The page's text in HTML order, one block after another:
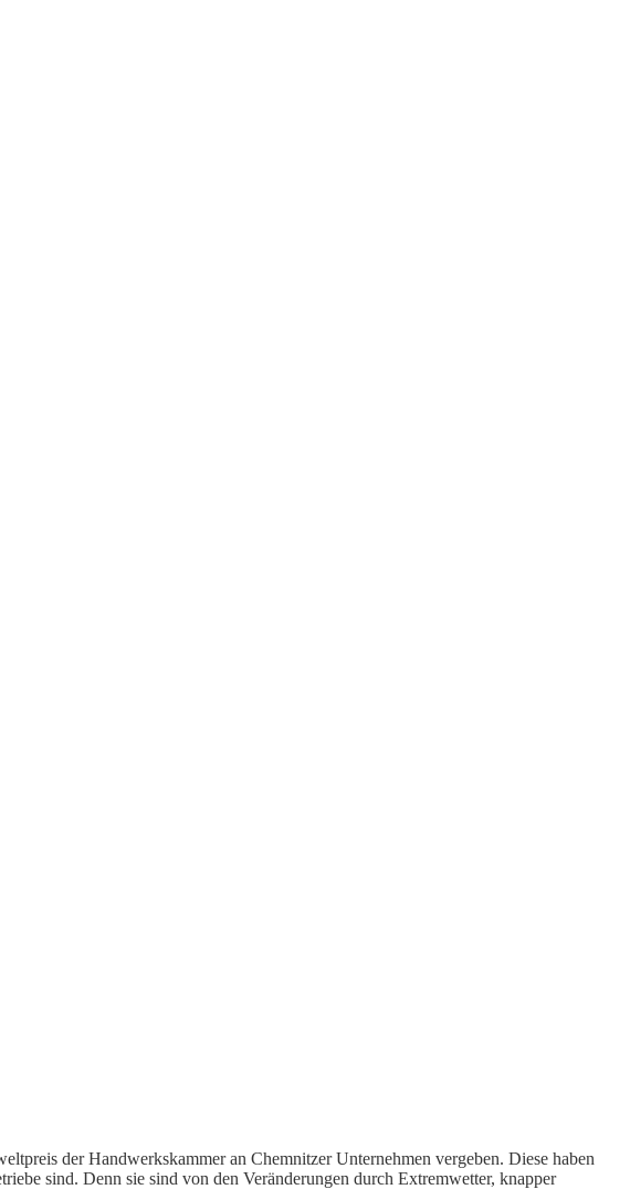
der Handwerkskammer an Chemnitzer Unternehmen vergeben. Diese haben
sind. Denn sie sind von den Veränderungen durch Extremwetter, knapper